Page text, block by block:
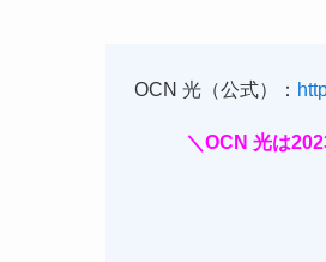
OCN 光（公式）：
＼ OCN 光は